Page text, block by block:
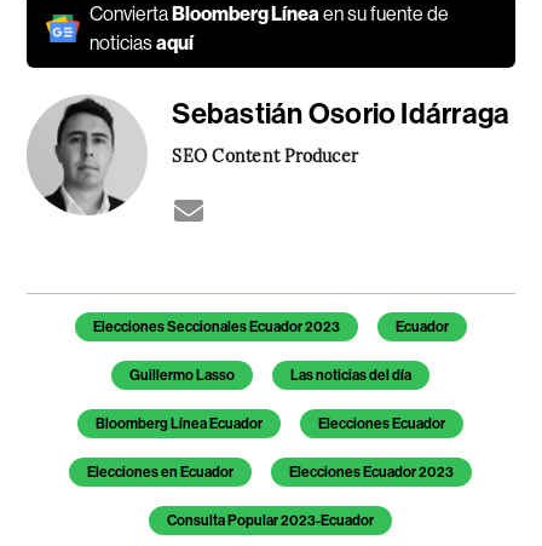
ConviertaBloomberg Línea en su fuente de
noticiasaquí
Sebastián Osorio Idárraga
SEO Content Producer
Temas de este artículo
Elecciones Seccionales Ecuador 2023 Ecuador
Guillermo Lasso Las noticias del día
Bloomberg Línea Ecuador Elecciones Ecuador
Elecciones en Ecuador Elecciones Ecuador 2023
Consulta Popular 2023-Ecuador